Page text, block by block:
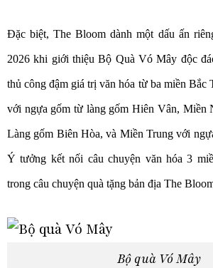
Đặc biệt, The Bloom dành một dấu ấn
2026 khi giới thiệu Bộ Quà Vó Mây độc
thủ công đậm giá trị văn hóa từ ba miền Bắc
với ngựa gốm từ làng gốm Hiên Vân, Miền
Làng gốm Biên Hòa, và Miền Trung với
Ý tưởng kết nối câu chuyện văn hóa 3
trong câu chuyện quà tặng bản địa The
Bộ quà Vó Mây